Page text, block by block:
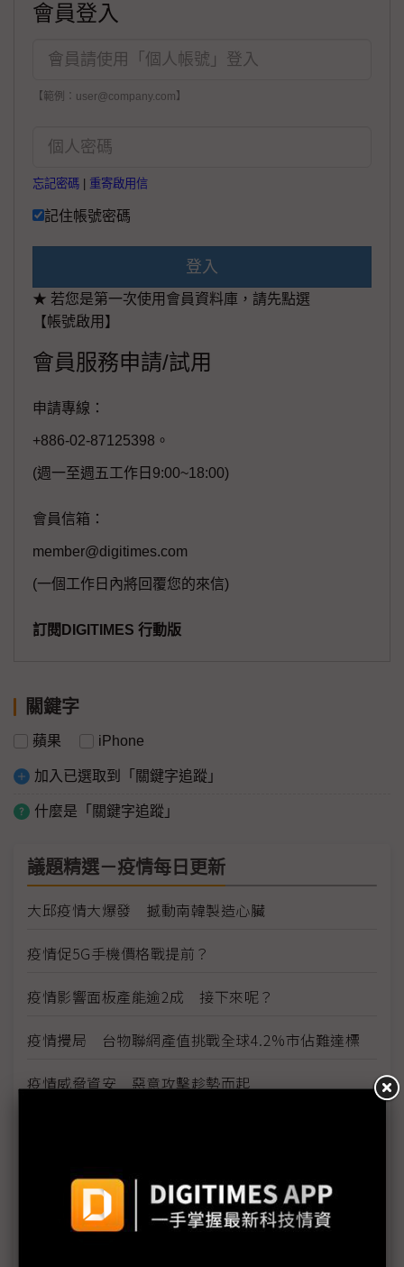
會員登入
【範例：user@company.com】
忘記密碼 重寄啟用信
記住帳號密碼
登入
★ 若您是第一次使用會員資料庫，請先點選
【帳號啟用】
會員服務申請/試用
申請專線：
+886-02-87125398。
(週一至週五工作日9:00~18:00)
會員信箱：
member@digitimes.com
(一個工作日內將回覆您的來信)
訂閱DIGITIMES 行動版
關鍵字
蘋果 iPhone
加入已選取到「關鍵字追蹤」
什麼是「關鍵字追蹤」
議題精選－疫情每日更新
大邱疫情大爆發 撼動南韓製造心臟
疫情促5G手機價格戰提前？
疫情影響面板產能逾2成 接下來呢？
疫情攪局 台物聯網產值挑戰全球4.2%市佔難達標
疫情威脅資安 惡意攻擊趁勢而起
看好5G雲端商機 網通廠積極搶進網路運算市場
因應疫情影響 供應鏈出招拚復工、推新服務